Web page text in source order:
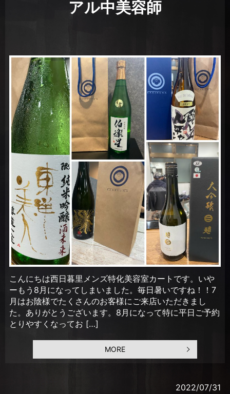
アル中美容師
こんにちは西日暮里メンズ特化美容室カートです。いや
ーもう8月になってしまいました。毎日暑いですね！！7
月はお陰様でたくさんのお客様にご来店いただきまし
た。ありがとうございます。8月になって特に平日ご予約
とりやすくなってお […]
MORE
2022/07/31